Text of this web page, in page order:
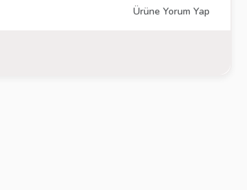
Ürüne Yorum Yap